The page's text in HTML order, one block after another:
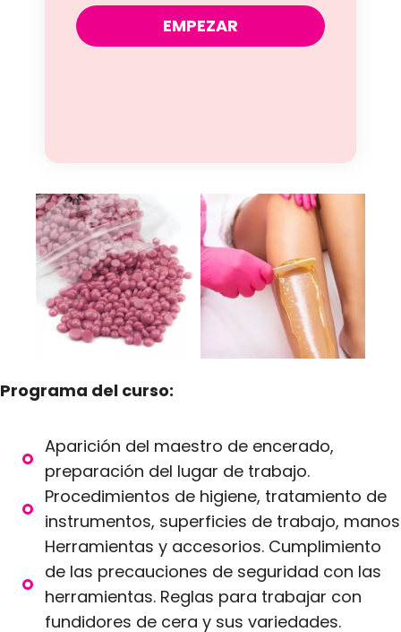
EMPEZAR
Programa del curso:
Aparición del maestro de encerado,
preparación del lugar de trabajo.
Procedimientos de higiene, tratamiento de
instrumentos, superficies de trabajo, manos
Herramientas y accesorios. Cumplimiento
de las precauciones de seguridad con las
herramientas. Reglas para trabajar con
fundidores de cera y sus variedades.